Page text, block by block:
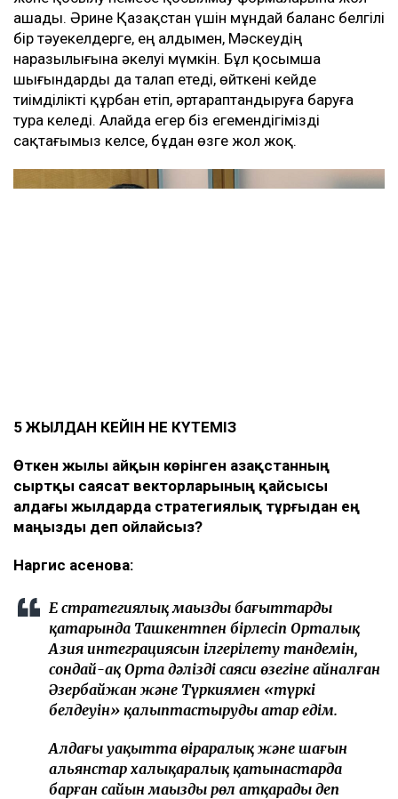
ашады. Әрине Қазақстан үшін мұндай баланс белгілі
бір тәуекелдерге, ең алдымен, Мәскеудің
наразылығына әкелуі мүмкін. Бұл қосымша
шығындарды да талап етеді, өйткені кейде
тиімділікті құрбан етіп, әртараптандыруға баруға
тура келеді. Алайда егер біз егемендігімізді
сақтағымыз келсе, бұдан өзге жол жоқ.
5 ЖЫЛДАН КЕЙІН НЕ КҮТЕМІЗ
Өткен жылы айқын көрінген Қазақстанның
сыртқы саясат векторларының қайсысы
алдағы жылдарда стратегиялық тұрғыдан ең
маңызды деп ойлайсыз?
Наргис Қасенова:
Ең стратегиялық маңызды бағыттардың
қатарында Ташкентпен бірлесіп Орталық
Азия интеграциясын ілгерілету тандемін,
сондай-ақ Орта дәліздің саяси өзегіне айналған
Әзербайжан және Түркиямен «түркі
белдеуін» қалыптастыруды атар едім.
Алдағы уақытта өңіраралық және шағын
альянстар халықаралық қатынастарда
барған сайын маңызды рөл атқарады деп